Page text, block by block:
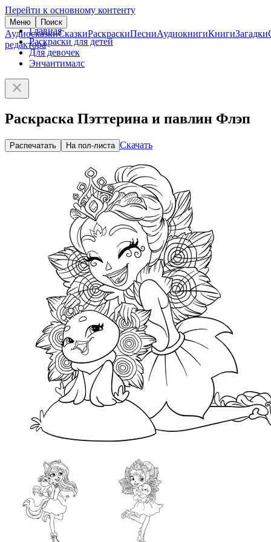
Перейти к основному контенту
Меню Поиск
АудиосказкиСказкиРаскраскиПесниАудиокнигиКнигиЗагадки
редактора
Главная
Раскраски для детей
Для девочек
Энчантималс
Раскраска Пэттерина и павлин Флэп
Распечатать На пол-листа Скачать